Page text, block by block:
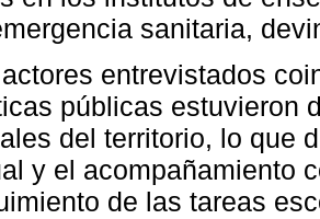
sanitaria,
entrevistados
públicas estuvieron
del territorio, lo que
y el acompañamiento
de las tareas